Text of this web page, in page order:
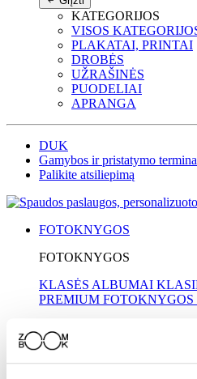
KATEGORIJOS
VISOS
PLAKATAI, PRINTAI
DROBĖS
UŽRAŠINĖS
PUODELIAI
APRANGA
DUK
Gamybos ir pristatymo
Palikite atsiliepimą
FOTOKNYGOS
FOTOKNYGOS
KLASĖS ALBUMAI
PREMIUM FOTOKNYGOS
MOKYKLOMS